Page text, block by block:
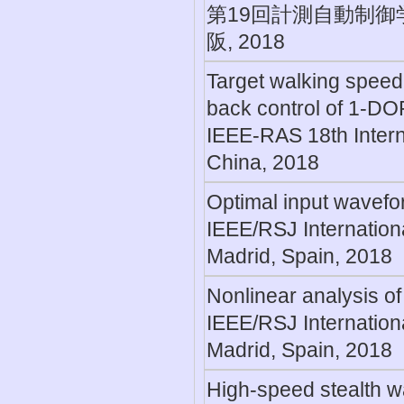
第19回計測自動制
阪, 2018
Target walking
back control of 1-
IEEE-RAS 18th
China, 2018
Optimal input
IEEE/RSJ
Madrid, Spain, 2018
Nonlinear analysis
IEEE/RSJ
Madrid, Spain, 2018
High-speed stealth